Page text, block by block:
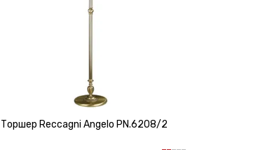
Торшер Reccagni Angelo PN.6208/2